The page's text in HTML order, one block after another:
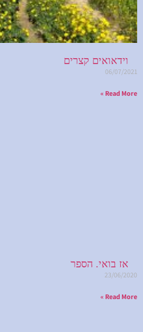
וידאואים קצרים
06/07/2021
Read More »
אז בואי. הספר
23/06/2020
Read More »